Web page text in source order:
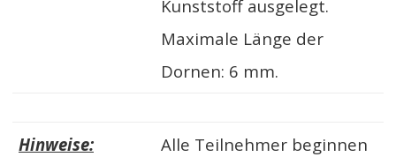
Kunststoff ausgelegt.
Maximale Länge der
Dornen: 6 mm.
Hinweise:
Alle Teilnehmer beginnen